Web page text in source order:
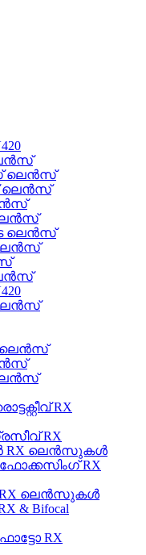
ലെൻസ്
ലെൻസ്
ലെൻസ്
ലെൻസ്
RX
RX
RX ലെൻസുകൾ
RX
RX ലെൻസുകൾ
& Bifocal
RX